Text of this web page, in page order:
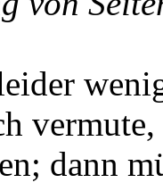
vermute,
dann